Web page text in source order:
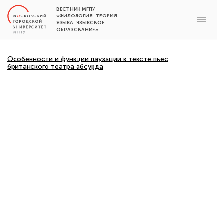
ВЕСТНИК МГПУ
«ФИЛОЛОГИЯ. ТЕОРИЯ
ЯЗЫКА. ЯЗЫКОВОЕ
ОБРАЗОВАНИЕ»
Особенности и функции паузации в тексте пьес
британского театра абсурда